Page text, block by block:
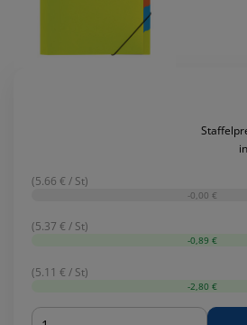
(5.66 € / St)
-0,00 €
(5.37 € / St)
-0,89 €
(5.11 € / St)
-2,80 €
Menge